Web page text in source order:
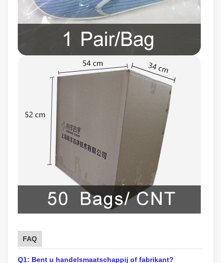
FAQ
Q1: Bent u handelsmaatschappij of fabrikant?